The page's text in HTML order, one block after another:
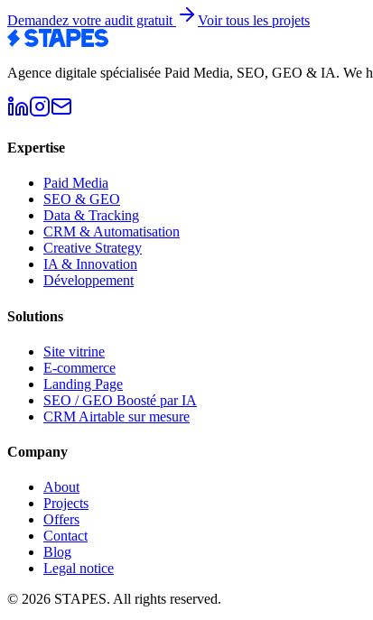
Demandez votre audit gratuit Voir tous les projets
Agence digitale spécialisée Paid Media, SEO, GEO & IA. We
Expertise
Paid Media
SEO & GEO
Data & Tracking
CRM & Automatisation
Creative Strategy
IA & Innovation
Développement
Solutions
Site vitrine
E-commerce
Landing Page
SEO / GEO Boosté par IA
CRM Airtable sur mesure
Company
About
Projects
Offers
Contact
Blog
Legal notice
© 2026 STAPES. All rights reserved.